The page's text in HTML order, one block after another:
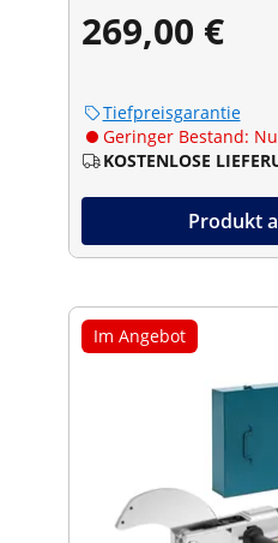
269,00 €
Tiefpreisgarantie
Geringer Bestand:
KOSTENLOSE
Produkt
Im Angebot